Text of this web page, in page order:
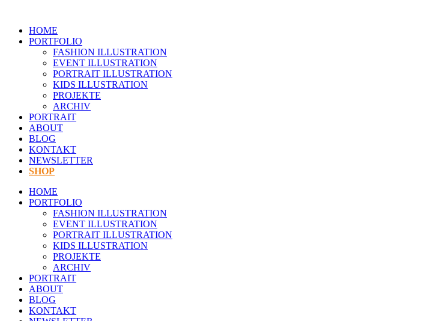
springenHOME
PORTFOLIO
FASHION ILLUSTRATION
EVENT ILLUSTRATION
PORTRAIT ILLUSTRATION
KIDS ILLUSTRATION
PROJEKTE
ARCHIV
PORTRAIT
ABOUT
BLOG
KONTAKT
NEWSLETTER
SHOP
HOME
PORTFOLIO
FASHION ILLUSTRATION
EVENT ILLUSTRATION
PORTRAIT ILLUSTRATION
KIDS ILLUSTRATION
PROJEKTE
ARCHIV
PORTRAIT
ABOUT
BLOG
KONTAKT